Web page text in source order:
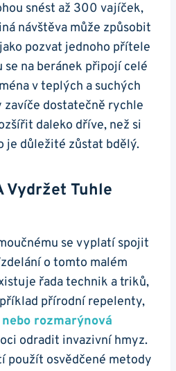
snést až 300 vajíček,
návštěva může​ způsobit
⁤pozvat jednoho přítele
se na beránek připojí⁤ celé
v teplých a suchých
zavíče dostatečně rychle
daleko dříve, než si
je důležité zůstat bdělý.
Vydržet Tuhle
se vyplatí spojit
o⁢ tomto ​malém
řada technik a triků,
přírodní repelenty,
rozmarýnová
odradit invazivní hmyz.
použít osvědčené metody